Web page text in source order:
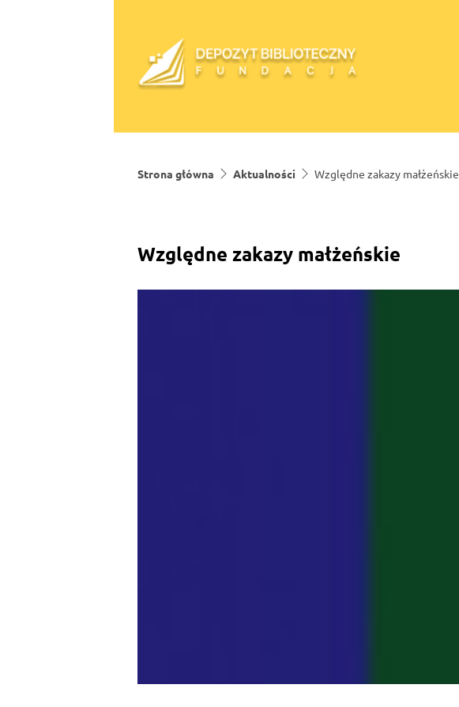
Strona główna Aktualności Względne zakazy małżeńskie
Względne zakazy małżeńskie